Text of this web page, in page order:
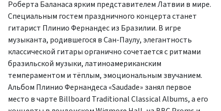
Роберта Баланаса ярким представителем Латвии в мире.
Специальным гостем праздничного концерта станет
гитарист Плинио Фернандес из Бразилии. В игре
музыканта, родившегося в Сан-Паулу, элегантность
классической гитары органично сочетается с ритмами
бразильской музыки, латиноамериканским
темпераментом и тёплым, эмоциональным звучанием.
Альбом Плинио Фернандеса «Saudade» занял первое
место в чарте Billboard Traditional Classical Albums, а его